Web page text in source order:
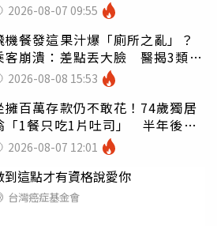
2026-08-07 09:55
機餐發這果汁爆「廁所之亂」？
客崩潰：差點丟大臉 醫揭3類人
亂喝
2026-08-08 15:53
擁百萬存款仍不敢花！74歲獨居
「1餐只吃1片吐司」 半年後暴
嚇壞女兒
2026-08-07 12:01
到這點才有資格說愛你
台灣癌症基金會